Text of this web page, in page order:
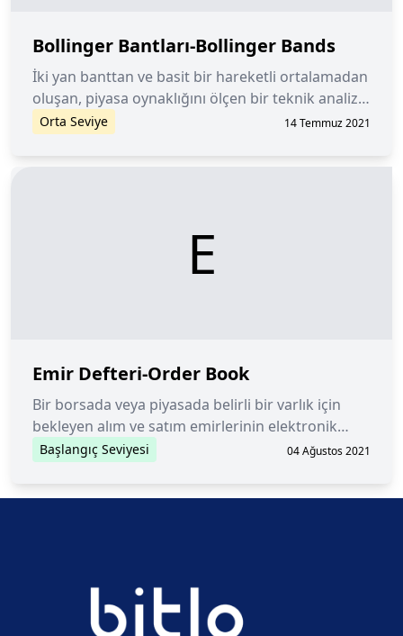
Bollinger Bantları-Bollinger Bands
İki yan banttan ve basit bir hareketli ortalamadan
oluşan, piyasa oynaklığını ölçen bir teknik analiz
göstergesidir.
Orta Seviye 14 Temmuz 2021
E
Emir Defteri-Order Book
Bir borsada veya piyasada belirli bir varlık için
bekleyen alım ve satım emirlerinin elektronik
listesi.
Başlangıç Seviyesi 04 Ağustos 2021